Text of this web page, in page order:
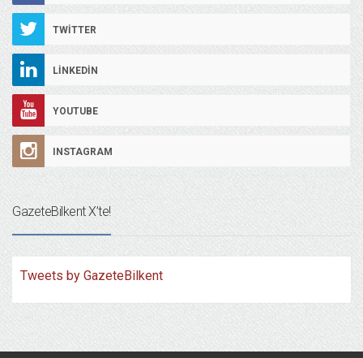
TWITTER
LINKEDIN
YOUTUBE
INSTAGRAM
GazeteBilkent X’te!
Tweets by GazeteBilkent